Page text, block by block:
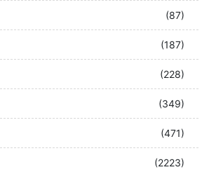
(87)
(187)
(228)
(349)
(471)
(2223)